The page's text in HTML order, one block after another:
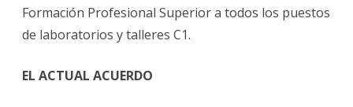
Formación Profesional Superior a todos los puestos
de laboratorios y talleres C1.
EL ACTUAL ACUERDO